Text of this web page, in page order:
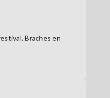
Braches en